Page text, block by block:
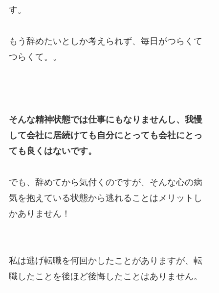
す。
もう辞めたいとしか考えられず、毎日がつらくて
つらくて。。
そんな精神状態では仕事にもなりませんし、我慢
して会社に居続けても自分にとっても会社にとっ
ても良くはないです。
でも、辞めてから気付くのですが、そんな心の病
気を抱えている状態から逃れることはメリットし
かありません！
私は逃げ転職を何回かしたことがありますが、転
職したことを後ほど後悔したことはありません。